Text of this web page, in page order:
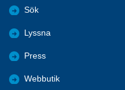
Sök
Lyssna
Press
Webbutik